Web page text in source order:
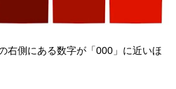
右側にある数字が「000」に近いほ